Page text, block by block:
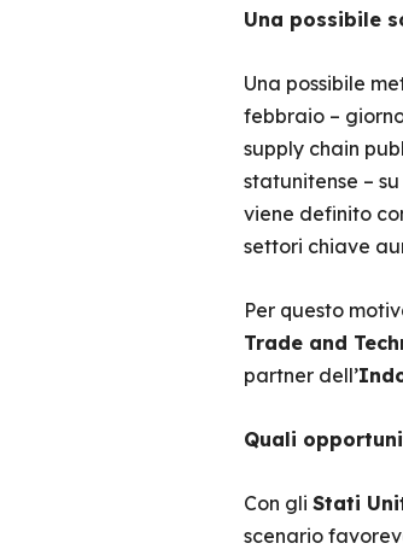
Una possibile
Una possibile
febbraio –
supply chain
statunitense –
viene definito
settori chiave
Per questo
Trade and
partner dell’
Quali
Con gli Stati
scenario